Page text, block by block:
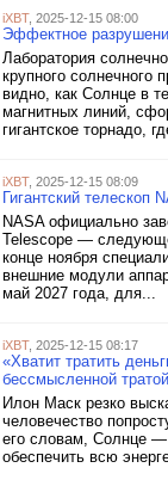
iXBT, 2025-12-15 08:00
Эффектное
Лаборатория
крупного солнечного
видно, как Солнце в
магнитных линий,
гигантское торнадо,
iXBT, 2025-12-15 08:09
Гигантский телескоп
NASA официально
Telescope —
конце ноября
внешние модули
май 2027 года, для...
iXBT, 2025-12-15 08:17
«Хватит тратить
бессмысленной
Илон Маск резко
человечество
его словам, Солнце —
обеспечить всю